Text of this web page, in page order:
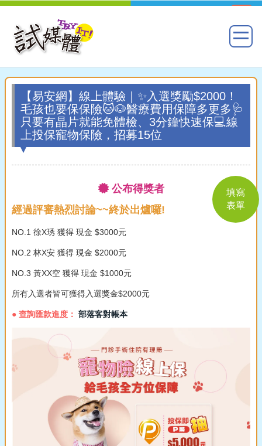
【易安網】線上體驗｜✨入選獎勵$2000！
毛孩也要保保險🐱🐶醫療費用保障多更多🩺
只要有晶片就能免體檢、3分鐘快速保💻線
上投保寵物保險，招募15位
公布得獎者
經過評審熱烈討論~~終於出爐囉!
NO.1 徐X琇 獲得 現金 $3000元
NO.2 林X安 獲得 現金 $2000元
NO.3 黃XX空 獲得 現金 $1000元
所有入選者皆可獲得入選獎金$2000元
● 查詢匯款進度： 部落客對帳本
填寫
表單